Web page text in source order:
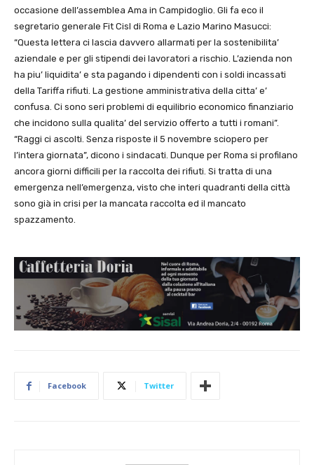
occasione dell’assemblea Ama in Campidoglio. Gli fa eco il
segretario generale Fit Cisl di Roma e Lazio Marino Masucci:
“Questa lettera ci lascia davvero allarmati per la sostenibilita’
aziendale e per gli stipendi dei lavoratori a rischio. L’azienda non
ha piu’ liquidita’ e sta pagando i dipendenti con i soldi incassati
della Tariffa rifiuti. La gestione amministrativa della citta’ e’
confusa. Ci sono seri problemi di equilibrio economico finanziario
che incidono sulla qualita’ del servizio offerto a tutti i romani”.
“Raggi ci ascolti. Senza risposte il 5 novembre sciopero per
l’intera giornata”, dicono i sindacati. Dunque per Roma si profilano
ancora giorni difficili per la raccolta dei rifiuti. Si tratta di una
emergenza nell’emergenza, visto che interi quadranti della città
sono già in crisi per la mancata raccolta ed il mancato
spazzamento.
Facebook Twitter